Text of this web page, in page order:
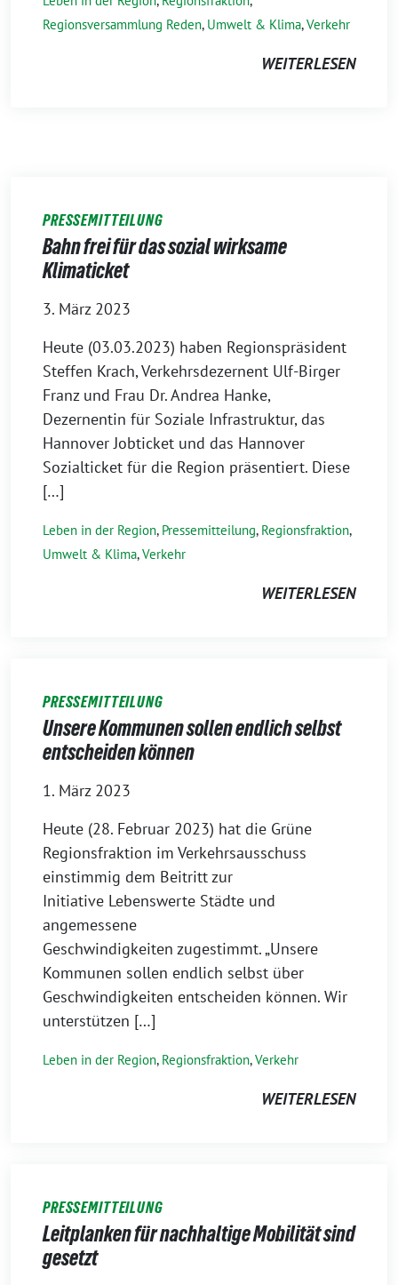
Regionsversammlung Reden, Umwelt & Klima,Verkehr
WEITERLESEN
PRESSEMITTEILUNG
Bahn frei für das sozial wirksame
Klimaticket
3. März 2023
Heute (03.03.2023) haben Regionspräsident
Steffen Krach, Verkehrsdezernent Ulf-Birger
Franz und Frau Dr. Andrea Hanke,
Dezernentin für Soziale Infrastruktur, das
Hannover Jobticket und das Hannover
Sozialticket für die Region präsentiert. Diese
[…]
Leben in der Region, Pressemitteilung, Regionsfraktion,
Umwelt & Klima,Verkehr
WEITERLESEN
PRESSEMITTEILUNG
Unsere Kommunen sollen endlich selbst
entscheiden können
1. März 2023
Heute (28. Februar 2023) hat die Grüne
Regionsfraktion im Verkehrsausschuss
einstimmig dem Beitritt zur
Initiative Lebenswerte Städte und
angemessene
Geschwindigkeiten zugestimmt. „Unsere
Kommunen sollen endlich selbst über
Geschwindigkeiten entscheiden können. Wir
unterstützen […]
Leben in der Region, Regionsfraktion,Verkehr
WEITERLESEN
PRESSEMITTEILUNG
Leitplanken für nachhaltige Mobilität sind
gesetzt